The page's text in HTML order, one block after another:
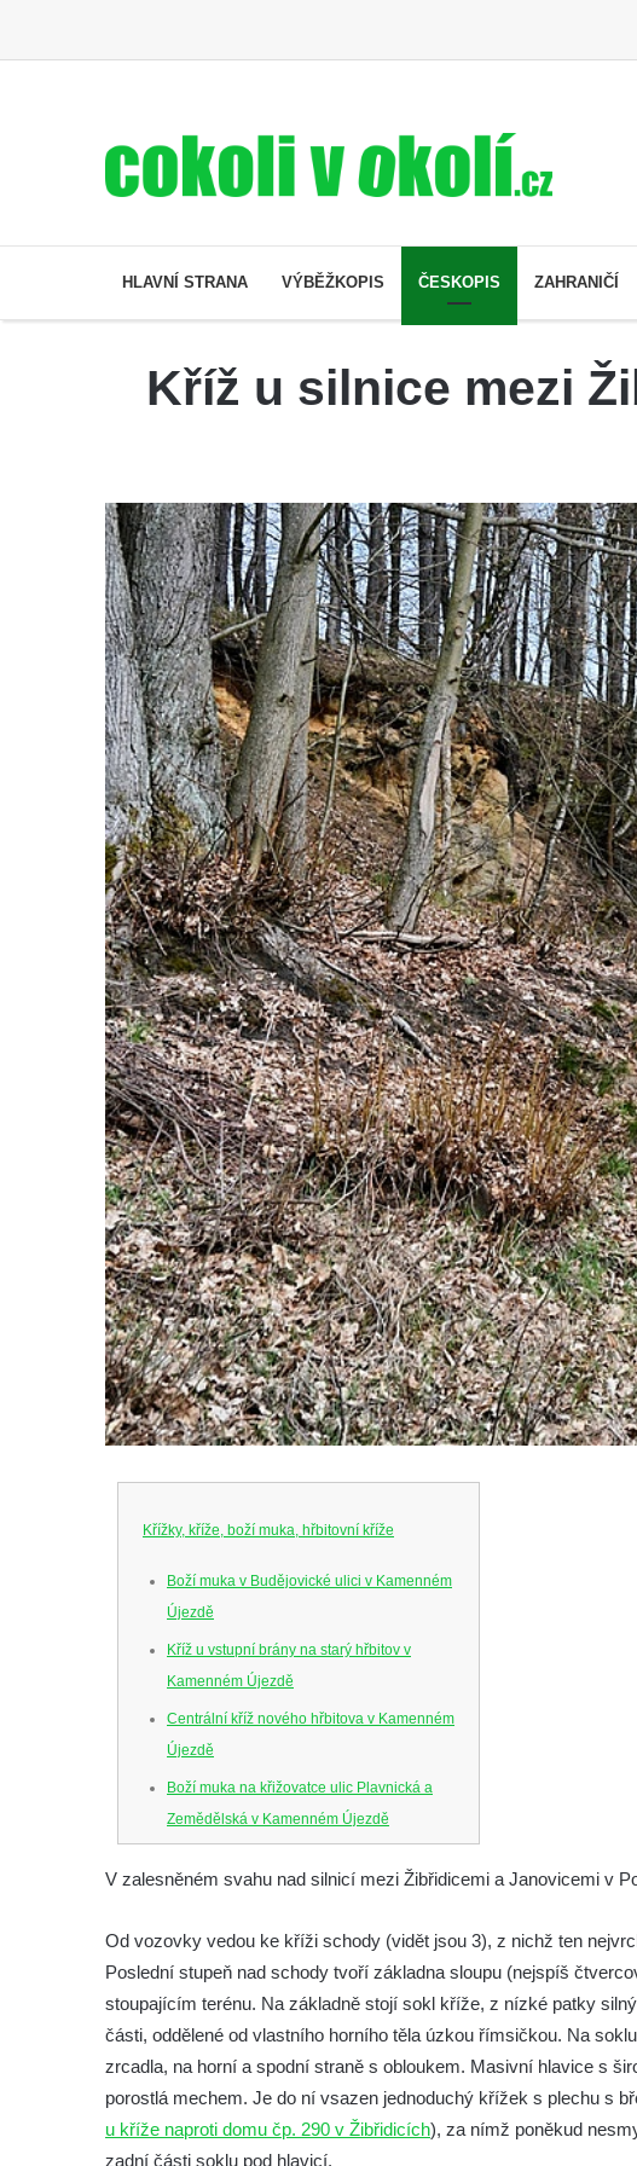
HLAVNÍ STRANA VÝBĚŽKOPIS ČESKOPIS ZAHRANIČÍ
Kříž u silnice mezi
Křížky, kříže, boží muka, hřbitovní kříže
Boží muka v Budějovické ulici v Kamenném
Újezdě
Kříž u vstupní brány na starý hřbitov v
Kamenném Újezdě
Centrální kříž nového hřbitova v Kamenném
Újezdě
Boží muka na křižovatce ulic Plavnická a
Zemědělská v Kamenném Újezdě
v Kamenném Újezdě
v Kamenném Újezdě
Kříž v Dělnické ulici v Kamenném Újezdě
Boží muka na křižovatce ulic Latrán a K
Malší ve Velešíně
Centrální kříž hřbitova ve Velešíně
Kříž u kostela svatého Václava ve Velešíně
V zalesněném svahu nad silnicí mezi Žibřidicemi a Janovicemi v
Od vozovky vedou ke kříži schody (vidět jsou 3), z nichž ten
Poslední stupeň nad schody tvoří základna sloupu (nejspíš
stoupajícím terénu. Na základně stojí sokl kříže, z nízké patky
části, oddělené od vlastního horního těla úzkou římsičkou. Na
zrcadla, na horní a spodní straně s obloukem. Masivní hlavice s
porostlá mechem. Je do ní vsazen jednoduchý křížek s plechu s
u kříže naproti domu čp. 290 v Žibřidicích), za nímž poněkud
zadní části soklu pod hlavicí.